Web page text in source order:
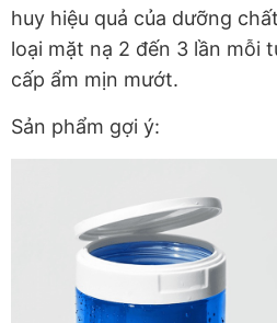
huy hiệu quả của dưỡng
loại mặt nạ 2 đến 3 lần mỗi
cấp ẩm mịn mướt.
Sản phẩm gợi ý: